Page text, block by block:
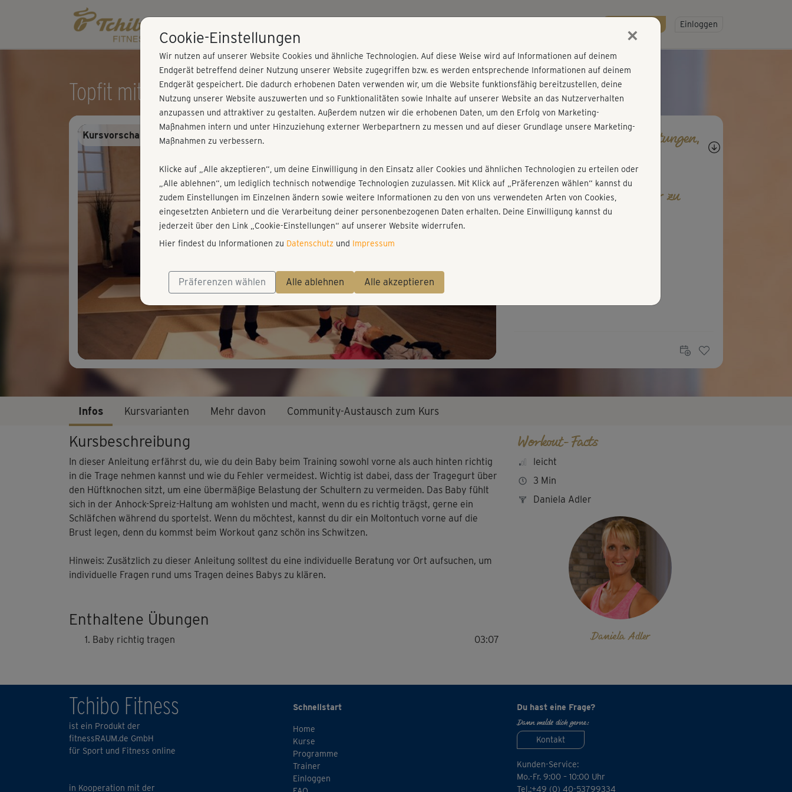
Gratis testen! Einloggen
Topfit mit Baby - richtig tragen
Play
Video
Kursvorschau - Anmelden und alles trainieren!
Fragen, Antworten, Bewertungen,
Gib den ersten Kommentar zu
diesem Kurs ab!
Infos Kursvarianten Mehr davon Community-Austausch zum Kurs
Kursbeschreibung
In dieser Anleitung erfährst du, wie du dein Baby beim Training sowohl vorne als auch hinten richtig
in die Trage nehmen kannst und wie du Fehler vermeidest. Wichtig ist dabei, dass der Tragegurt über
den Hüftknochen sitzt, um eine übermäßige Belastung der Schultern zu vermeiden. Das Baby fühlt
sich in der Anhock-Spreiz-Haltung am wohlsten und macht, wenn du es richtig trägst, gerne ein
Schläfchen während du sportelst. Wenn du möchtest, kannst du dir ein Moltontuch vorne auf die
Brust legen, denn du kommst beim Workout ganz schön ins Schwitzen.
Hinweis: Zusätzlich zu dieser Anleitung solltest du eine individuelle Beratung vor Ort aufsuchen, um
individuelle Fragen rund ums Tragen deines Babys zu klären.
Enthaltene Übungen
Baby richtig tragen 03:07
Workout-Facts
leicht
3 Min
Daniela Adler
Daniela Adler
Tchibo Fitness
ist ein Produkt der
fitnessRAUM.de GmbH
für Sport und Fitness online
in Kooperation mit der
Schnellstart
Home
Kurse
Programme
Trainer
Einloggen
Du hast eine Frage?
Dann melde dich gerne:
Kontakt
Kunden-Service:
Mo.-Fr. 9:00 – 10:00 Uhr
Tel.:+49 (0) 40-53799334
Cookie-Einstellungen ×
Wir nutzen auf unserer Website Cookies und ähnliche Technologien. Auf diese Weise wird auf Informationen auf deinem
Endgerät betreffend deiner Nutzung unserer Website zugegriffen bzw. es werden entsprechende Informationen auf deinem
Endgerät gespeichert. Die dadurch erhobenen Daten verwenden wir, um die Website funktionsfähig bereitzustellen, deine
Nutzung unserer Website auszuwerten und so Funktionalitäten sowie Inhalte auf unserer Website an das Nutzerverhalten
anzupassen und attraktiver zu gestalten. Außerdem nutzen wir die erhobenen Daten, um den Erfolg von Marketing-
Maßnahmen intern und unter Hinzuziehung externer Werbepartnern zu messen und auf dieser Grundlage unsere Marketing-
Maßnahmen zu verbessern.
Klicke auf „Alle akzeptieren“, um deine Einwilligung in den Einsatz aller Cookies und ähnlichen Technologien zu erteilen oder
„Alle ablehnen“, um lediglich technisch notwendige Technologien zuzulassen. Mit Klick auf „Präferenzen wählen“ kannst du
zudem Einstellungen im Einzelnen ändern sowie weitere Informationen zu den von uns verwendeten Arten von Cookies,
eingesetzten Anbietern und die Verarbeitung deiner personenbezogenen Daten erhalten. Deine Einwilligung kannst du
jederzeit über den Link „Cookie-Einstellungen“ auf unserer Website widerrufen.
Hier findest du Informationen zu Datenschutz und Impressum
Präferenzen wählen Alle ablehnen Alle akzeptieren